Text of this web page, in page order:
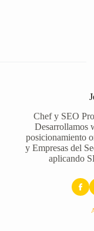
Chef y SEO
Desarrollamos
posicionamiento
y Empresas del
aplicando